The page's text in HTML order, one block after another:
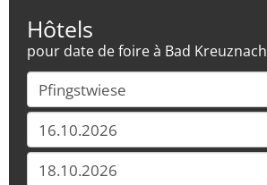
Hôtels
pour date de foire à Bad Kreuznach